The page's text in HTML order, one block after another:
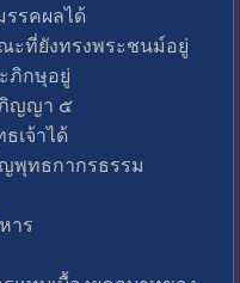
รคผลได้
ะที่ยังทรงพระชนม์อยู่
ภิกษุอยู่
ญญา ๕
เจ้าได้
พุทธกากรธรรม
าร